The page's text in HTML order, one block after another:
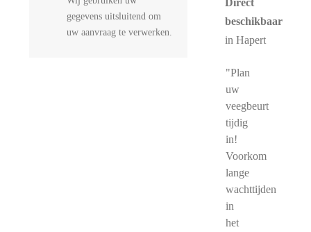
gegevens uitsluitend om
uw aanvraag te verwerken.
Direct
beschikbaar
in Hapert
"Plan
uw
veegbeurt
tijdig
in!
Voorkom
lange
wachttijden
in
het